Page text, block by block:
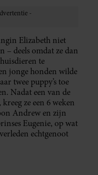
Elizabeth niet
– deels omdat ze dan
te
jonge honden wilde
twee puppy’s toe
Nadat een van de
ze een 6 weken
Andrew en zijn
Eugenie, op wat
echtgenoot